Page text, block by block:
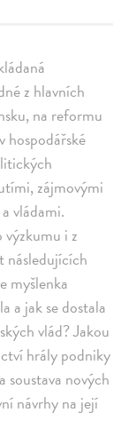
z hlavních
na reformu
hospodářské
zájmovými
vládami.
i z
následujících
myšlenka
a jak se dostala
vlád? Jakou
hrály podniky
soustava nových
návrhy na její